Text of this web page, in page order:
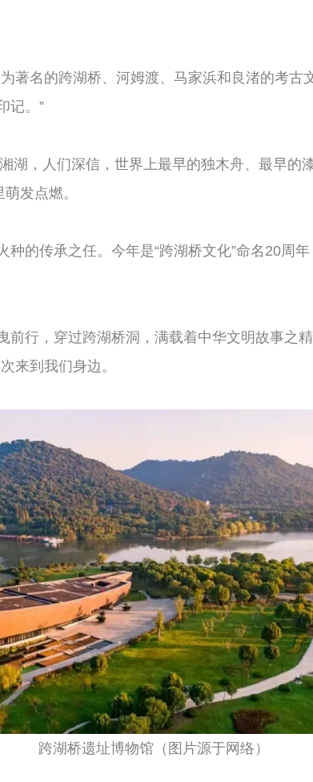
著名的跨湖桥、河姆渡、马家浜和良渚的考古
记。”
湖，人们深信，世界上最早的独木舟、最早的
发点燃。
的传承之任。今年是“跨湖桥文化”命名20周
行，穿过跨湖桥洞，满载着中华文明故事之
来到我们身边。
跨湖桥遗址博物馆（图片源于网络）